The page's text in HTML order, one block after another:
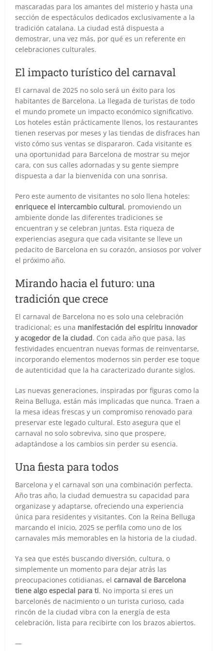
mascaradas para los amantes del misterio y hasta una
sección de espectáculos dedicados exclusivamente a la
tradición catalana. La ciudad está dispuesta a
demostrar, una vez más, por qué es un referente en
celebraciones culturales.
El impacto turístico del carnaval
El carnaval de 2025 no solo será un éxito para los
habitantes de Barcelona. La llegada de turistas de todo
el mundo promete un impacto económico significativo.
Los hoteles están prácticamente llenos, los restaurantes
tienen reservas por meses y las tiendas de disfraces han
visto cómo sus ventas se dispararon. Cada visitante es
una oportunidad para Barcelona de mostrar su mejor
cara, con sus calles adornadas y su gente siempre
dispuesta a dar la bienvenida con una sonrisa.
Pero este aumento de visitantes no solo llena hoteles:
enriquece el intercambio cultural, promoviendo un
ambiente donde las diferentes tradiciones se
encuentran y se celebran juntas. Esta riqueza de
experiencias asegura que cada visitante se lleve un
pedacito de Barcelona en su corazón, ansiosos por volver
el próximo año.
Mirando hacia el futuro: una
tradición que crece
El carnaval de Barcelona no es solo una celebración
tradicional; es una manifestación del espíritu innovador
y acogedor de la ciudad. Con cada año que pasa, las
festividades encuentran nuevas formas de reinventarse,
incorporando elementos modernos sin perder ese toque
de autenticidad que la ha caracterizado durante siglos.
Las nuevas generaciones, inspiradas por figuras como la
Reina Belluga, están más implicadas que nunca. Traen a
la mesa ideas frescas y un compromiso renovado para
preservar este legado cultural. Esto asegura que el
carnaval no solo sobreviva, sino que prospere,
adaptándose a los cambios sin perder su esencia.
Una fiesta para todos
Barcelona y el carnaval son una combinación perfecta.
Año tras año, la ciudad demuestra su capacidad para
organizase y adaptarse, ofreciendo una experiencia
única para residentes y visitantes. Con la Reina Belluga
marcando el inicio, 2025 se perfila como uno de los
carnavales más memorables en la historia de la ciudad.
Ya sea que estés buscando diversión, cultura, o
simplemente un momento para dejar atrás las
preocupaciones cotidianas, elcarnaval de Barcelona
tiene algo especial para ti. No importa si eres un
barcelonés de nacimiento o un turista curioso, cada
rincón de la ciudad vibra con la energía de esta
celebración, lista para recibirte con los brazos abiertos.
—